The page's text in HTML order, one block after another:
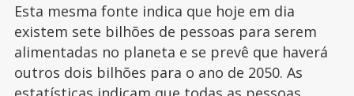
Esta mesma fonte indica que hoje em dia
existem sete bilhões de pessoas para serem
alimentadas no planeta e se prevê que haverá
outros dois bilhões para o ano de 2050. As